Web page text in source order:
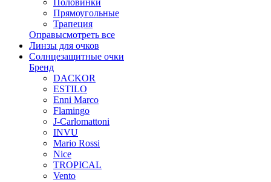
Прямоугольные
Трапеция
Оправысмотреть все
Линзы для очков
Солнцезащитные очки
Бренд
DACKOR
ESTILO
Enni Marco
Flamingo
J-Carlomattoni
INVU
Mario Rossi
Nice
TROPICAL
Vento